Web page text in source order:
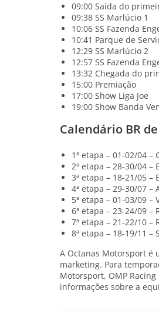
09:00 Saída do
09:38 SS Marlúcio 1
10:06 SS Fazenda
10:41 Parque de
12:29 SS Marlúcio 2
12:57 SS Fazenda
13:32 Chegada do
15:00 Premiação
17:00 Show Liga Joe
19:00 Show Banda
Calendário BR
1ª etapa – 01-02/04 –
2ª etapa – 28-30/04 –
3ª etapa – 18-21/05 –
4ª etapa – 29-30/07 –
5ª etapa – 01-03/09 –
6ª etapa – 23-24/09 –
7ª etapa – 21-22/10 –
8ª etapa – 18-19/11 –
A Octanas Motorsport é
marketing. Para
Motorsport, OMP
informações sobre a